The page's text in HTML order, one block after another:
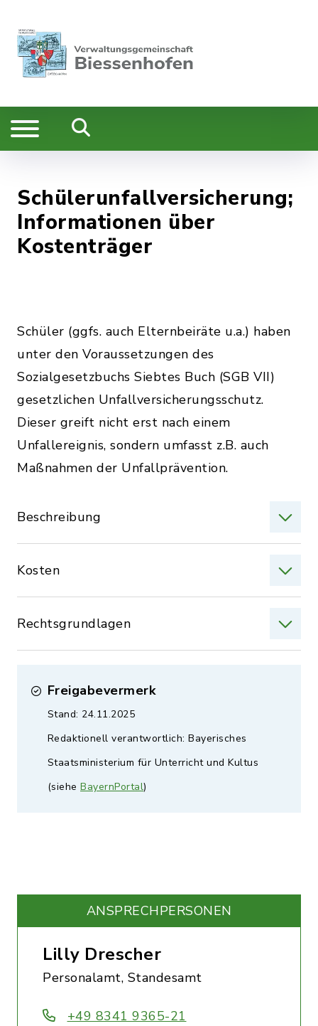
Schülerunfallversicherung;
Informationen über
Kostenträger
Schüler (ggfs. auch Elternbeiräte u.a.) haben
unter den Voraussetzungen des
Sozialgesetzbuchs Siebtes Buch (SGB VII)
gesetzlichen Unfallversicherungsschutz.
Dieser greift nicht erst nach einem
Unfallereignis, sondern umfasst z.B. auch
Maßnahmen der Unfallprävention.
Beschreibung
Kosten
Rechtsgrundlagen
Freigabevermerk
Stand: 24.11.2025
Redaktionell verantwortlich: Bayerisches
Staatsministerium für Unterricht und Kultus
(siehe BayernPortal)
ANSPRECHPERSONEN
Lilly Drescher
Personalamt, Standesamt
+49 8341 9365-21